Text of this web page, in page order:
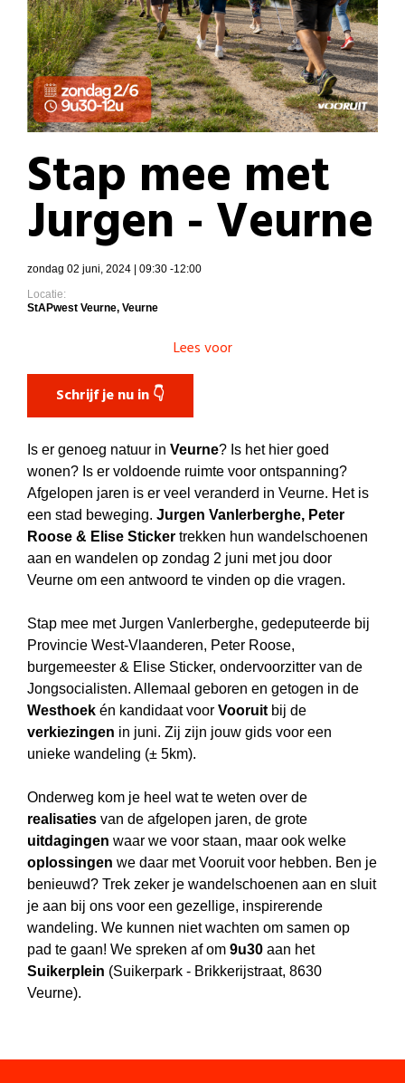
Stap mee met
Jurgen - Veurne
zondag 02 juni, 2024 | 09:30 -12:00
Locatie:
StAPwest Veurne, Veurne
Lees voor
Schrijf je nu in 👇
Is er genoeg natuur inVeurne? Is het hier goed
wonen? Is er voldoende ruimte voor ontspanning?
Afgelopen jaren is er veel veranderd in Veurne. Het is
een stad beweging. Jurgen Vanlerberghe, Peter
Roose & Elise Sticker trekken hun wandelschoenen
aan en wandelen op zondag 2 juni met jou door
Veurne om een antwoord te vinden op die vragen.
Stap mee met Jurgen Vanlerberghe, gedeputeerde bij
Provincie West-Vlaanderen, Peter Roose,
burgemeester & Elise Sticker, ondervoorzitter van de
Jongsocialisten. Allemaal geboren en getogen in de
Westhoek én kandidaat voorVooruit bij de
verkiezingen in juni. Zij zijn jouw gids voor een
unieke wandeling (± 5km).
Onderweg kom je heel wat te weten over de
realisaties van de afgelopen jaren, de grote
uitdagingen waar we voor staan, maar ook welke
oplossingen we daar met Vooruit voor hebben. Ben je
benieuwd? Trek zeker je wandelschoenen aan en sluit
je aan bij ons voor een gezellige, inspirerende
wandeling. We kunnen niet wachten om samen op
pad te gaan! We spreken af om9u30 aan het
Suikerplein (Suikerpark - Brikkerijstraat, 8630
Veurne).